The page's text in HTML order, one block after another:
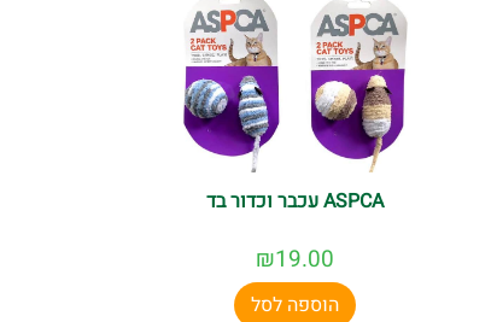
ASPCA עכבר וכדור בד
₪19.00
הוספה לסל